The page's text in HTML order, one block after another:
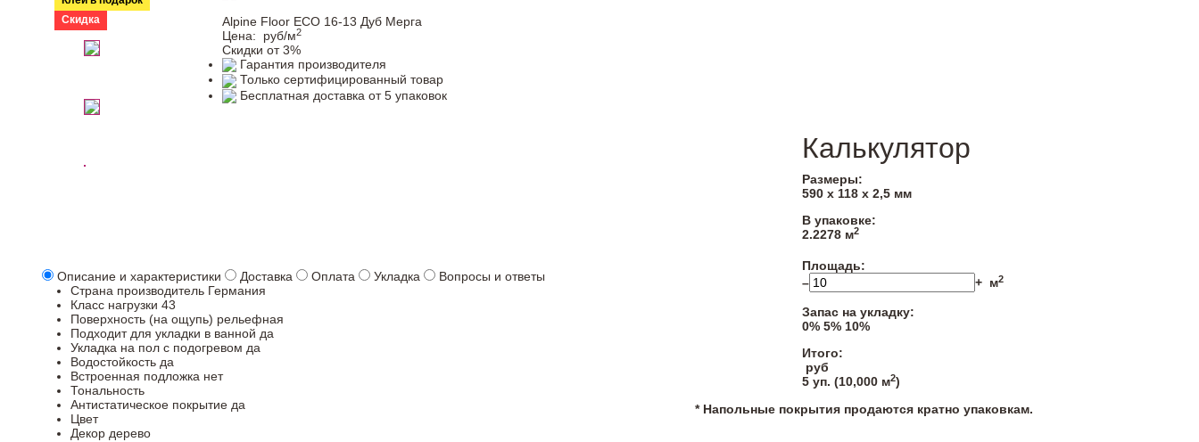
Скидка
Alpine Floor ЕСО 16-13 Дуб Мерга
Цена:
руб/м2
Скидки от 3%
Гарантия производителя
Только сертифицированный товар
Бесплатная доставка от 5 упаковок
Калькулятор
Размеры:
590 х 118 х 2,5 мм
В упаковке:
2.2278 м2
Площадь:
–
+ м2
Запас на укладку:
0% 5% 10%
Итого:
руб
5 уп. (10,000 м2)
* Напольные покрытия продаются кратно упаковкам.
Описание и характеристики Доставка Оплата Укладка
Вопросы и ответы
Страна производитель Германия
Класс нагрузки 43
Поверхность (на ощупь) рельефная
Подходит для укладки в ванной да
Укладка на пол c подогревом да
Водостойкость да
Встроенная подложка нет
Тональность
Антистатическое покрытие да
Цвет
Декор дерево